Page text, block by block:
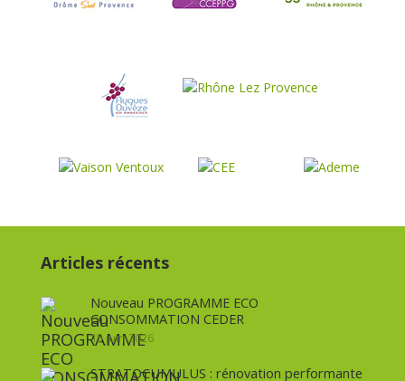
Articles récents
Nouveau PROGRAMME ECO
CONSOMMATION CEDER
15 juin 2026
STRATOCUMULUS : rénovation performante